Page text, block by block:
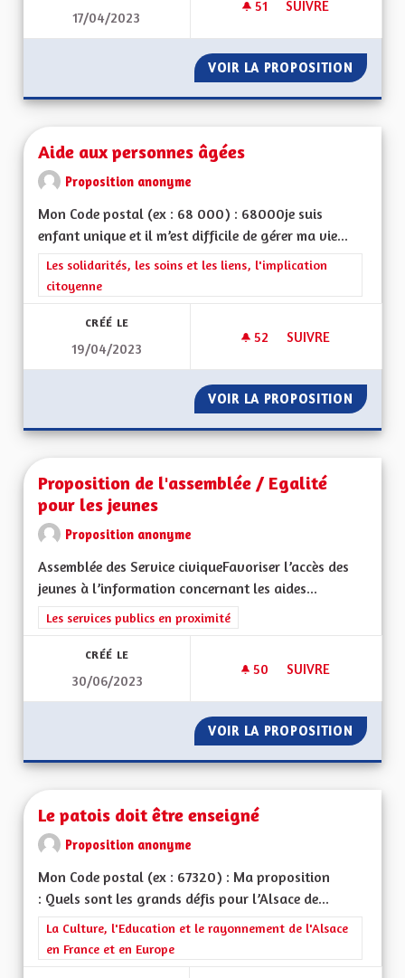
17/04/2023
51 51 ABONNÉS
SUIVRE
VOIR LA PROPOSITION PISTES
Aide aux personnes âgées
Proposition anonyme
Mon Code postal (ex : 68 000) : 68000je suis
enfant unique et il m’est difficile de gérer ma vie...
Filtrer les résultats de la catégorie : Les solidarités, les soins
Les solidarités, les soins et les liens, l'implication
citoyenne
CRÉÉ LE
19/04/2023
52 52 ABONNÉS
SUIVRE
VOIR LA PROPOSITION AIDE
Proposition de l'assemblée / Egalité
pour les jeunes
Proposition anonyme
Assemblée des Service civiqueFavoriser l’accès des
jeunes à l’information concernant les aides...
Filtrer les résultats de la catégorie : Les services publics en
Les services publics en proximité
CRÉÉ LE
30/06/2023
50 50 ABONNÉS
SUIVRE
VOIR LA PROPOSITION
Le patois doit être enseigné
Proposition anonyme
Mon Code postal (ex : 67320) : Ma proposition
: Quels sont les grands défis pour l’Alsace de...
Filtrer les résultats de la catégorie : La Culture, l'Education et
La Culture, l'Education et le rayonnement de l'Alsace
en France et en Europe